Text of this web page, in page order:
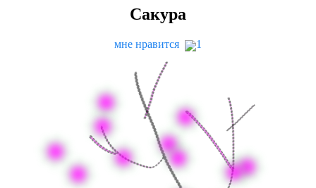
Сакура
мне нравится 1